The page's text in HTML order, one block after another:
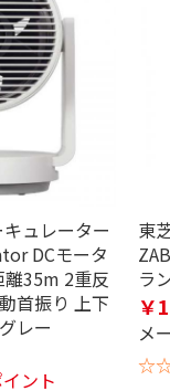
ュレーター
DCモータ
35m 2重反
首振り 上下
レー
ント
東
ラ
￥
メ
定したワードを除外